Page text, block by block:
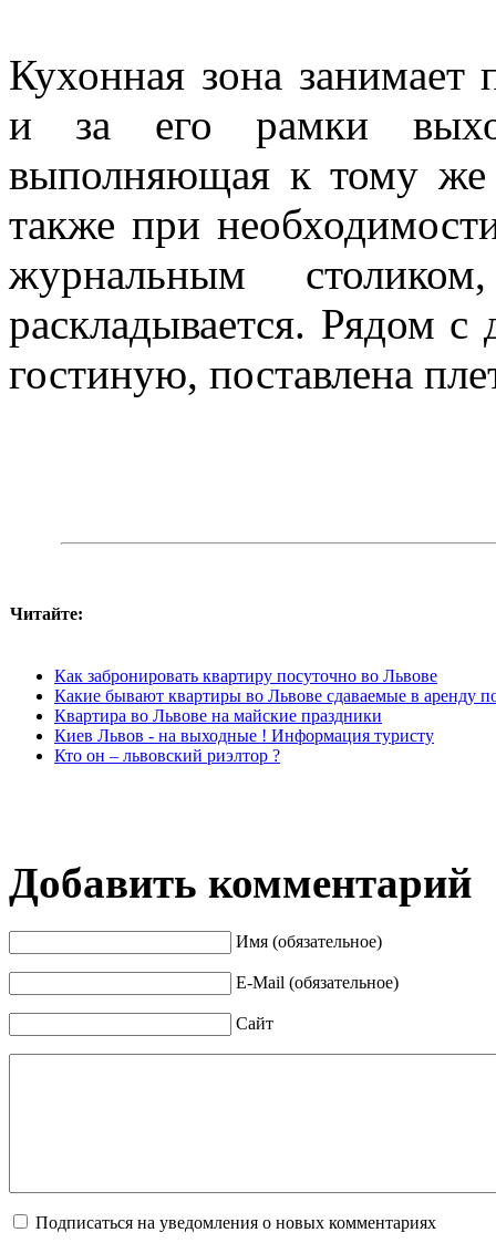
Кухонная зона занимает
и за его рамки
выполняющая к тому же
также при
журнальным
раскладывается. Рядом
гостиную, поставлена
Читайте:
Как забронировать квартиру посуточно во Львове
Какие бывают квартиры во Львове сдаваемые в аренду
Квартира во Львове на майские праздники
Киев Львов - на выходные ! Информация туристу
Кто он – львовский риэлтор ?
Добавить комментарий
Имя (обязательное)
E-Mail (обязательное)
Сайт
Подписаться на уведомления о новых комментариях